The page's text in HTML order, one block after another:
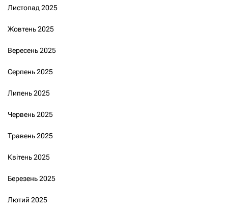
Листопад 2025
Жовтень 2025
Вересень 2025
Серпень 2025
Липень 2025
Червень 2025
Травень 2025
Квітень 2025
Березень 2025
Лютий 2025